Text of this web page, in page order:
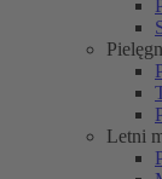
Letni